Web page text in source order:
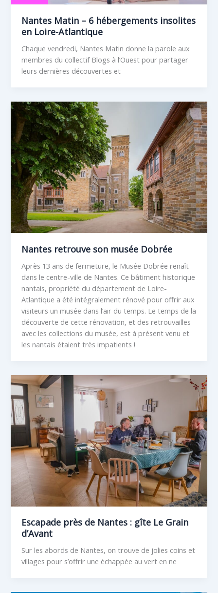
Nantes Matin – 6 hébergements insolites
en Loire-Atlantique
Chaque vendredi, Nantes Matin donne la parole aux
membres du collectif Blogs à l’Ouest pour partager
leurs dernières découvertes et
Nantes retrouve son musée Dobrée
Après 13 ans de fermeture, le Musée Dobrée renaît
dans le centre-ville de Nantes. Ce bâtiment historique
nantais, propriété du département de Loire-
Atlantique a été intégralement rénové pour offrir aux
visiteurs un musée dans l’air du temps. Le temps de la
découverte de cette rénovation, et des retrouvailles
avec les collections du musée, est à présent venu et
les nantais étaient très impatients !
Escapade près de Nantes : gîte Le Grain
d’Avant
Sur les abords de Nantes, on trouve de jolies coins et
villages pour s’offrir une échappée au vert en ne